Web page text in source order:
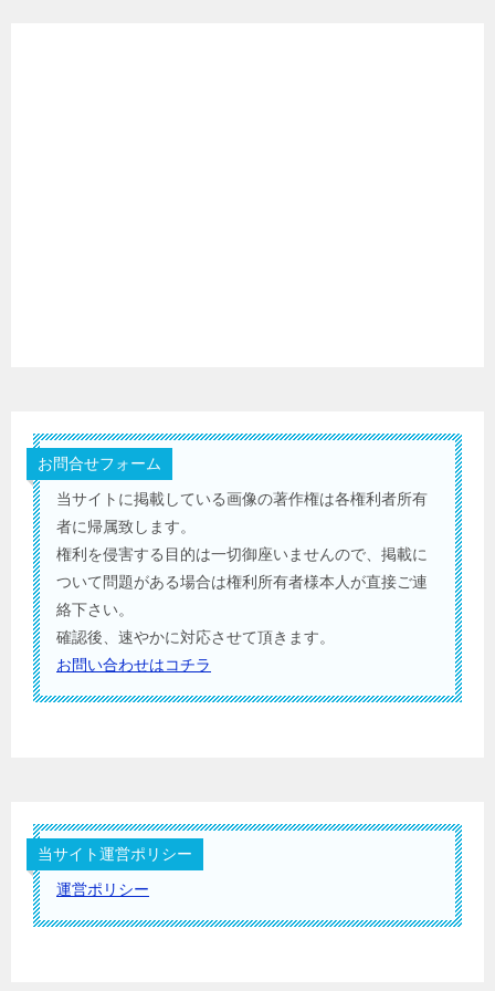
お問合せフォーム
当サイトに掲載している画像の著作権は各権利者所有
者に帰属致します。
権利を侵害する目的は一切御座いませんので、掲載に
ついて問題がある場合は権利所有者様本人が直接ご連
絡下さい。
確認後、速やかに対応させて頂きます。
お問い合わせはコチラ
当サイト運営ポリシー
運営ポリシー